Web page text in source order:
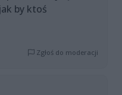
by ktoś
Zgłoś do moderacji